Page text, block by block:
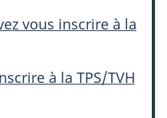
vous inscrire à la
à la TPS/TVH